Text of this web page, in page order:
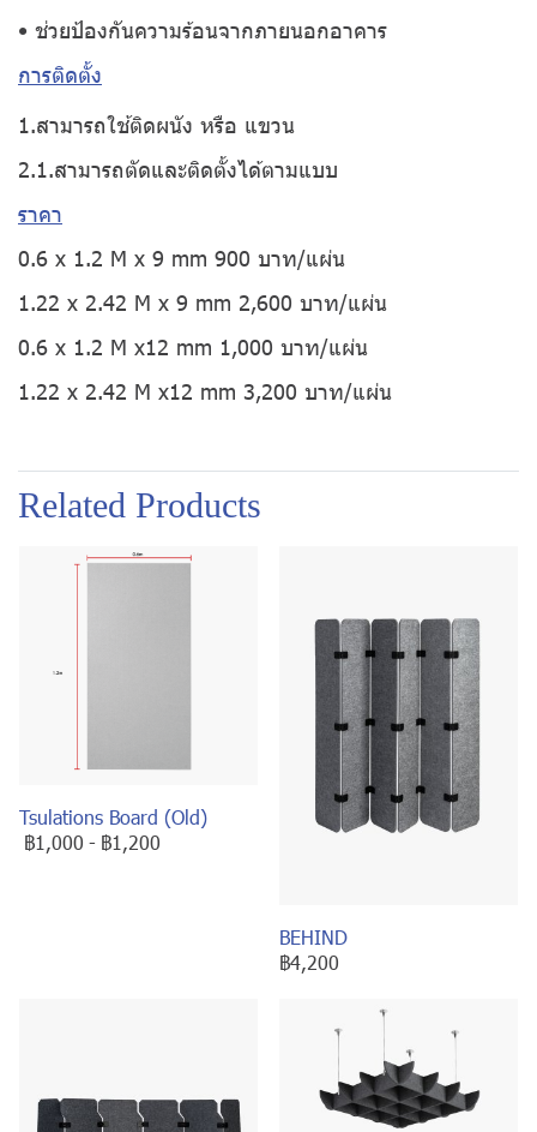
• ช่วยป้องกันความร้อนจากภายนอกอาคาร
การติดตั้ง
1.สามารถใช้ติดผนัง หรือ แขวน
2.1.สามารถตัดและติดตั้งได้ตามแบบ
ราคา
0.6 x 1.2 M x 9 mm 900 บาท/แผ่น
1.22 x 2.42 M x 9 mm 2,600 บาท/แผ่น
0.6 x 1.2 M x12 mm 1,000 บาท/แผ่น
1.22 x 2.42 M x12 mm 3,200 บาท/แผ่น
Related Products
Tsulations Board (Old)
฿1,000 - ฿1,200
BEHIND
฿4,200